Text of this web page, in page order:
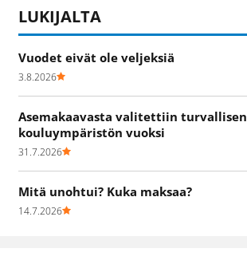
LUKIJALTA
Vuodet eivät ole veljeksiä
3.8.2026
Asemakaavasta valitettiin turvallisen
kouluympäristön vuoksi
31.7.2026
Mitä unohtui? Kuka maksaa?
14.7.2026